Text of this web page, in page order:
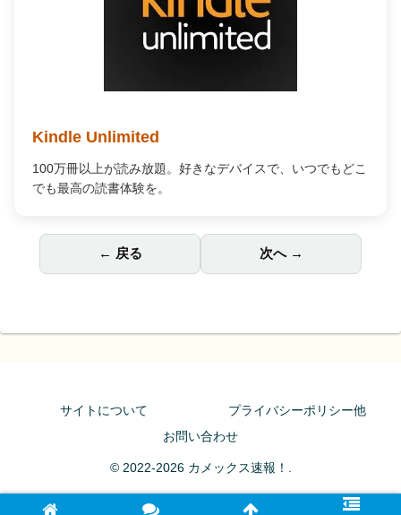
Kindle Unlimited
100万冊以上が読み放題。好きなデバイスで、いつでもどこ
でも最高の読書体験を。
← 戻る 次へ →
サイトについて
プライバシーポリシー他
お問い合わせ
© 2022-2026 カメックス速報！.